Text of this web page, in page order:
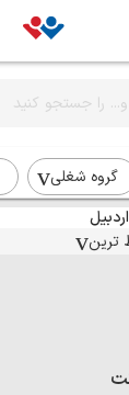
گروه شغلی
ترینبرای